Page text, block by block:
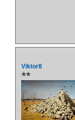
Viktor8
✯✯